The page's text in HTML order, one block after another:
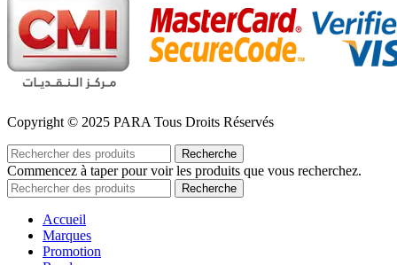
Copyright © 2025 PARA Tous Droits Réservés
Recherche
Commencez à taper pour voir les produits que vous recherchez.
Recherche
Accueil
Marques
Promotion